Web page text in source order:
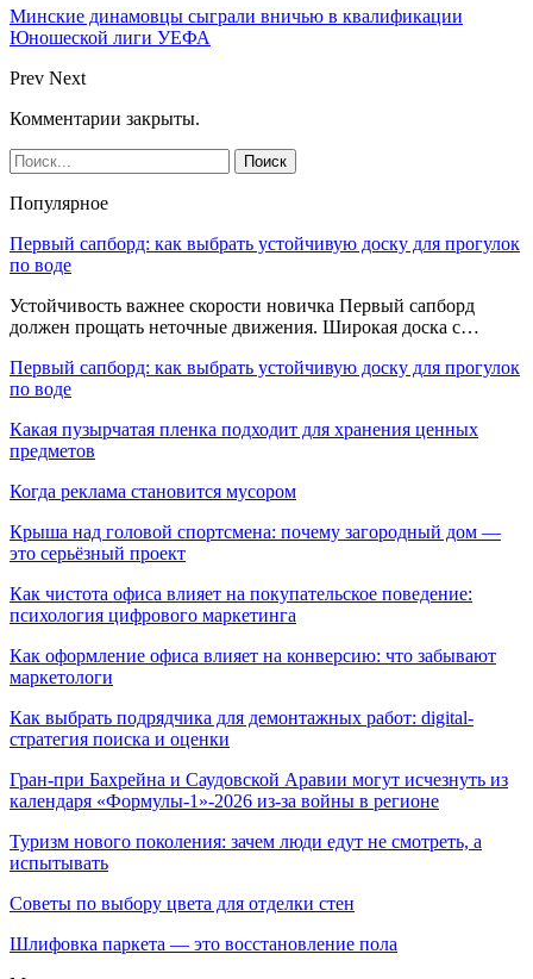
Минские динамовцы сыграли вничью в квалификации
Юношеской лиги УЕФА
Prev Next
Комментарии закрыты.
Популярное
Первый сапборд: как выбрать устойчивую доску для прогулок
по воде
Устойчивость важнее скорости новичка Первый сапборд
должен прощать неточные движения. Широкая доска с…
Первый сапборд: как выбрать устойчивую доску для прогулок
по воде
Какая пузырчатая пленка подходит для хранения ценных
предметов
Когда реклама становится мусором
Крыша над головой спортсмена: почему загородный дом —
это серьёзный проект
Как чистота офиса влияет на покупательское поведение:
психология цифрового маркетинга
Как оформление офиса влияет на конверсию: что забывают
маркетологи
Как выбрать подрядчика для демонтажных работ: digital-
стратегия поиска и оценки
Гран-при Бахрейна и Саудовской Аравии могут исчезнуть из
календаря «Формулы-1»-2026 из-за войны в регионе
Туризм нового поколения: зачем люди едут не смотреть, а
испытывать
Советы по выбору цвета для отделки стен
Шлифовка паркета — это восстановление пола